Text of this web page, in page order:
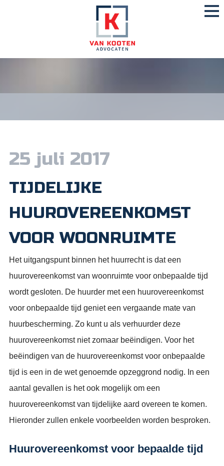
25 juli 2017
TIJDELIJKE
HUUROVEREENKOMST
VOOR WOONRUIMTE
Het uitgangspunt binnen het huurrecht is dat een
huurovereenkomst van woonruimte voor onbepaalde tijd
wordt gesloten. De huurder met een huurovereenkomst
voor onbepaalde tijd geniet een vergaande mate van
huurbescherming. Zo kunt u als verhuurder deze
huurovereenkomst niet zomaar beëindigen. Voor het
beëindigen van de huurovereenkomst voor onbepaalde
tijd is een in de wet genoemde opzeggrond nodig. In een
aantal gevallen is het ook mogelijk om een
huurovereenkomst van tijdelijke aard overeen te komen.
Hieronder zullen enkele voorbeelden worden besproken.
Huurovereenkomst voor bepaalde tijd